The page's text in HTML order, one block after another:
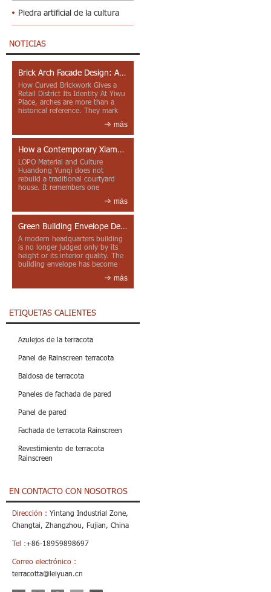
Piedra artificial de la cultura
NOTICIAS
Brick Arch Facade Design: A Closer Look at Yiwu Place
How Curved Brickwork Gives a
Retail District Its Identity At Yiwu
Place, arches are more than a
historical reference. They mark
más
How a Contemporary Xiamen Project Reframes Minnan Red Brick
LOPO Material and Culture
Huandong Yunqi does not
rebuild a traditional courtyard
house. It remembers one
más
Green Building Envelope Design: Clay Sunscreen Fins for Modern Headquarters Architecture
A modern headquarters building
is no longer judged only by its
height or its interior quality. The
building envelope has become
más
ETIQUETAS CALIENTES
Azulejos de la terracota
Panel de Rainscreen terracota
Baldosa de terracota
Paneles de fachada de pared
Panel de pared
Fachada de terracota Rainscreen
Revestimiento de terracota
Rainscreen
EN CONTACTO CON NOSOTROS
Dirección : Yintang Industrial Zone,
Changtai, Zhangzhou, Fujian, China
Tel :+86-18959898697
Correo electrónico :
terracotta@leiyuan.cn